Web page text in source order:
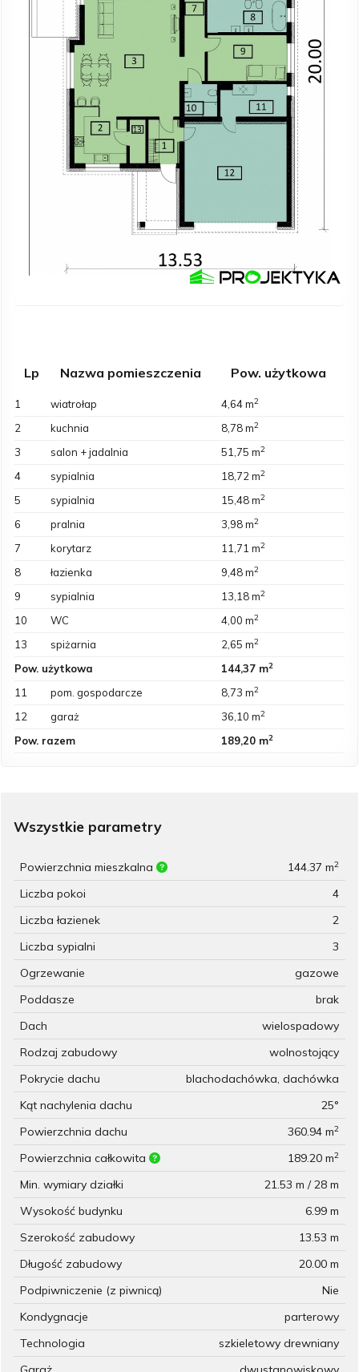
Lp Nazwa pomieszczenia Pow. użytkowa
1 wiatrołap 4,64 m2
2 kuchnia 8,78 m2
3 salon + jadalnia 51,75 m2
4 sypialnia 18,72 m2
5 sypialnia 15,48 m2
6 pralnia 3,98 m2
7 korytarz 11,71 m2
8 łazienka 9,48 m2
9 sypialnia 13,18 m2
10 WC 4,00 m2
13 spiżarnia 2,65 m2
Pow. użytkowa 144,37 m2
11 pom. gospodarcze 8,73 m2
12 garaż 36,10 m2
Pow. razem 189,20 m2
Wszystkie parametry
Powierzchnia mieszkalna 144.37 m2
Liczba pokoi
4
Liczba łazienek
2
Liczba sypialni
3
Ogrzewanie
gazowe
Poddasze
brak
Dach
wielospadowy
Rodzaj zabudowy
wolnostojący
Pokrycie dachu
blachodachówka, dachówka
Kąt nachylenia dachu
25°
Powierzchnia dachu
360.94 m2
Powierzchnia całkowita 189.20 m2
Min. wymiary działki
21.53 m / 28 m
Wysokość budynku
6.99 m
Szerokość zabudowy
13.53 m
Długość zabudowy
20.00 m
Podpiwniczenie (z piwnicą)
Nie
Kondygnacje
parterowy
Technologia
szkieletowy drewniany